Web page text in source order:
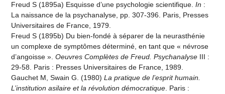
Freud S (1895a) Esquisse d’une psychologie scientifique. In :
La naissance de la psychanalyse, pp. 307-396. Paris, Presses
Universitaires de France, 1979.
Freud S (1895b) Du bien-fondé à séparer de la neurasthénie
un complexe de symptômes déterminé, en tant que « névrose
d’angoisse ». Oeuvres Complètes de Freud. Psychanalyse III :
29-58. Paris : Presses Universitaires de France, 1989.
Gauchet M, Swain G. (1980) La pratique de l’esprit humain.
L’institution asilaire et la révolution démocratique. Paris :